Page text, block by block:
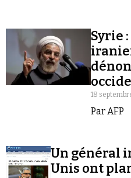
Syrie
18
Par AFP
Un général
Unis ont